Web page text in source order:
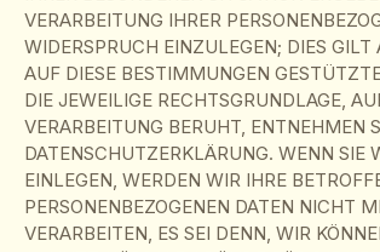
VERARBEITUNG IHRER
WIDERSPRUCH EINZULEGEN; DIES GILT
AUF DIESE BESTIMMUNGEN
DIE JEWEILIGE RECHTSGRUNDLAGE,
VERARBEITUNG BERUHT, ENTNEHMEN
DATENSCHUTZERKLÄRUNG. WENN SIE
EINLEGEN, WERDEN WIR IHRE
PERSONENBEZOGENEN DATEN NICHT
VERARBEITEN, ES SEI DENN, WIR